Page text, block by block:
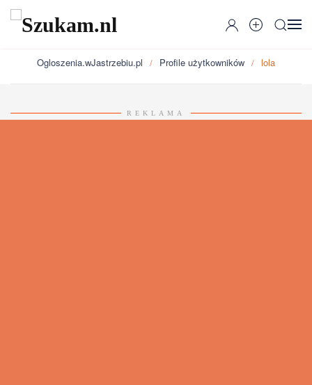
Przejdź do głównej treści
Ogloszenia.wJastrzebiu.pl Profile użytkowników lola
REKLAMA